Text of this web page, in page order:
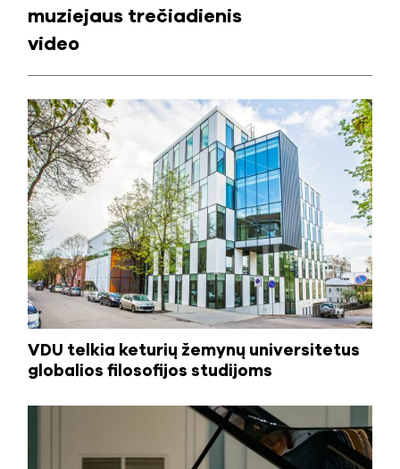
VDU telkia keturių žemynų universitetus
globalios filosofijos studijoms
muziejaus trečiadienis
video